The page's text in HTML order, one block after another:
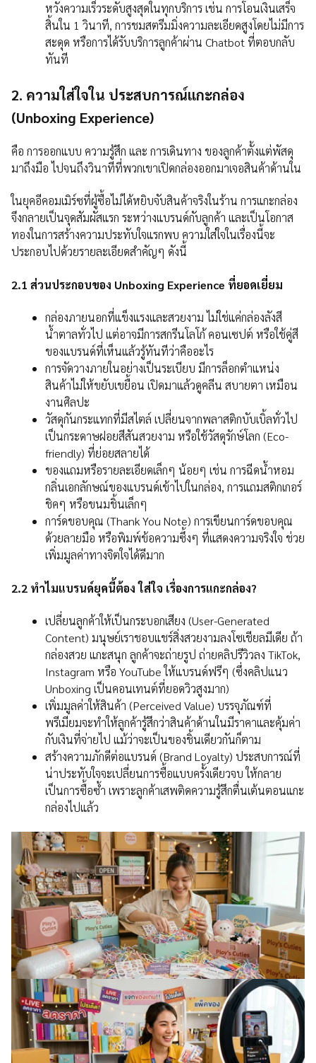
หวังความเร็วระดับสูงสุดในทุกบริการ เช่น การโอนเงินเสร็จ
สิ้นใน 1 วินาที, การชมสตรีมมิ่งความละเอียดสูงโดยไม่มีการ
สะดุด หรือการได้รับบริการลูกค้าผ่าน Chatbot ที่ตอบกลับ
ทันที
2. ความใส่ใจใน ประสบการณ์แกะกล่อง
(Unboxing Experience)
คือ การออกแบบ ความรู้สึก และ การเดินทาง ของลูกค้าตั้งแต่พัสดุ
มาถึงมือ ไปจนถึงวินาทีที่พวกเขาเปิดกล่องออกมาเจอสินค้าด้านใน
ในยุคอีคอมเมิร์ซที่ผู้ซื้อไม่ได้หยิบจับสินค้าจริงในร้าน การแกะกล่อง
จึงกลายเป็นจุดสัมผัสแรก ระหว่างแบรนด์กับลูกค้า และเป็นโอกาส
ทองในการสร้างความประทับใจแรกพบ ความใส่ใจในเรื่องนี้จะ
ประกอบไปด้วยรายละเอียดสำคัญๆ ดังนี้
2.1 ส่วนประกอบของ Unboxing Experience ที่ยอดเยี่ยม
กล่องภายนอกที่แข็งแรงและสวยงาม ไม่ใช่แค่กล่องลังสี
น้ำตาลทั่วไป แต่อาจมีการสกรีนโลโก้ คอนเซปต์ หรือใช้คู่สี
ของแบรนด์ที่เห็นแล้วรู้ทันทีว่าคืออะไร
การจัดวางภายในอย่างเป็นระเบียบ มีการล็อกตำแหน่ง
สินค้าไม่ให้ขยับเขยื้อน เปิดมาแล้วดูคลีน สบายตา เหมือน
งานศิลปะ
วัสดุกันกระแทกที่มีสไตล์ เปลี่ยนจากพลาสติกบับเบิ้ลทั่วไป
เป็นกระดาษฝอยสีสันสวยงาม หรือใช้วัสดุรักษ์โลก (Eco-
friendly) ที่ย่อยสลายได้
ของแถมหรือรายละเอียดเล็กๆ น้อยๆ เช่น การฉีดน้ำหอม
กลิ่นเอกลักษณ์ของแบรนด์เข้าไปในกล่อง, การแถมสติกเกอร์
ชิคๆ หรือขนมชิ้นเล็กๆ
การ์ดขอบคุณ (Thank You Note) การเขียนการ์ดขอบคุณ
ด้วยลายมือ หรือพิมพ์ข้อความซึ้งๆ ที่แสดงความจริงใจ ช่วย
เพิ่มมูลค่าทางจิตใจได้ดีมาก
2.2 ทำไมแบรนด์ยุคนี้ต้อง ใส่ใจ เรื่องการแกะกล่อง?
เปลี่ยนลูกค้าให้เป็นกระบอกเสียง (User-Generated
Content) มนุษย์เราชอบแชร์สิ่งสวยงามลงโซเชียลมีเดีย ถ้า
กล่องสวย แกะสนุก ลูกค้าจะถ่ายรูป ถ่ายคลิปรีวิวลง TikTok,
Instagram หรือ YouTube ให้แบรนด์ฟรีๆ (ซึ่งคลิปแนว
Unboxing เป็นคอนเทนต์ที่ยอดวิวสูงมาก)
เพิ่มมูลค่าให้สินค้า (Perceived Value) บรรจุภัณฑ์ที่
พรีเมียมจะทำให้ลูกค้ารู้สึกว่าสินค้าด้านในมีราคาและคุ้มค่า
กับเงินที่จ่ายไป แม้ว่าจะเป็นของชิ้นเดียวกันก็ตาม
สร้างความภักดีต่อแบรนด์ (Brand Loyalty) ประสบการณ์ที่
น่าประทับใจจะเปลี่ยนการซื้อแบบครั้งเดียวจบ ให้กลาย
เป็นการซื้อซ้ำ เพราะลูกค้าเสพติดความรู้สึกตื่นเต้นตอนแกะ
กล่องไปแล้ว